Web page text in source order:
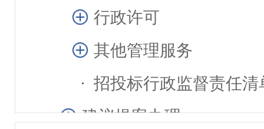
行政许可
其他管理服务
招投标行政监督责任清
建议提案办理